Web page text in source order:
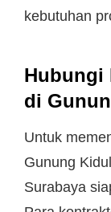
kebutuhan
Hubungi
di
Untuk
Gunung
Surabaya